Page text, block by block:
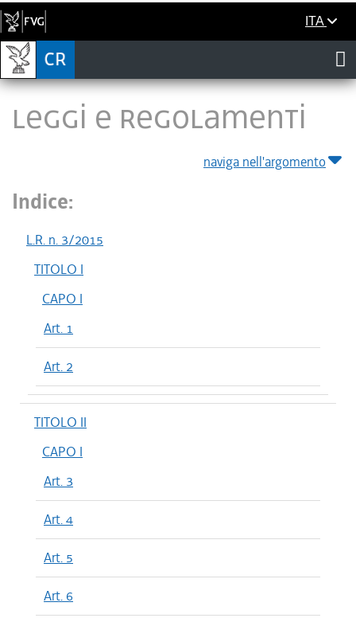
ITA
LEGGI E REGOLAMENTI
naviga nell'argomento
Indice:
L.R. n. 3/2015
TITOLO I
CAPO I
Art. 1
Art. 2
TITOLO II
CAPO I
Art. 3
Art. 4
Art. 5
Art. 6